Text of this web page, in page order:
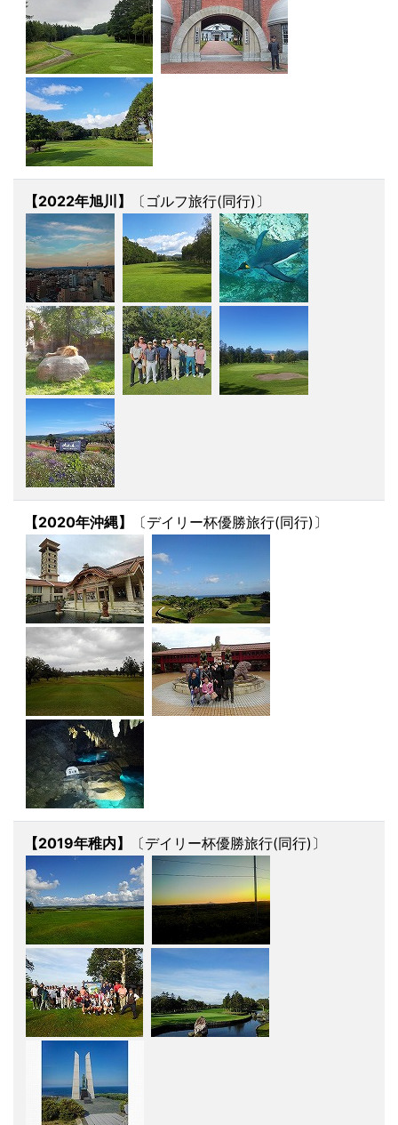
【2022年旭川】 〔ゴルフ旅行(同行)〕
【2020年沖縄】 〔デイリー杯優勝旅行(同行)〕
【2019年稚内】 〔デイリー杯優勝旅行(同行)〕